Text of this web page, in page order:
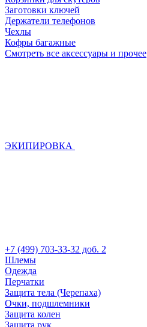
Заготовки ключей
Держатели телефонов
Чехлы
Кофры багажные
Смотреть все аксессуары и прочее
ЭКИПИРОВКА
+7 (499) 703-33-32 доб. 2
Шлемы
Одежда
Перчатки
Защита тела (Черепаха)
Очки, подшлемники
Защита колен